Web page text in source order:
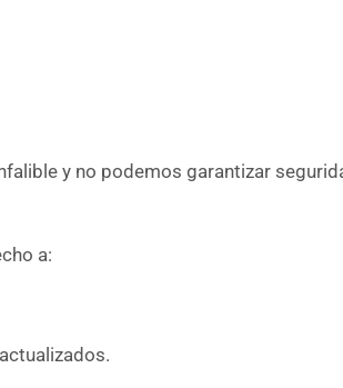
y no podemos garantizar
a: